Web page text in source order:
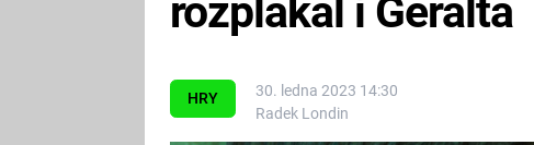
HRY
30. ledna 2023 14:30
Radek Londin
rozplakal i Geralta